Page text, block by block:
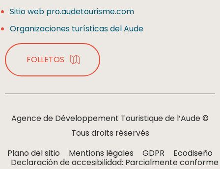
Sitio web pro.audetourisme.com
Organizaciones turísticas del Aude
FOLLETOS
Agence de Développement Touristique de l’Aude ©
Tous droits réservés
Plano del sitio
Mentions légales GDPR
Ecodiseño
Declaración de accesibilidad: Parcialmente conforme